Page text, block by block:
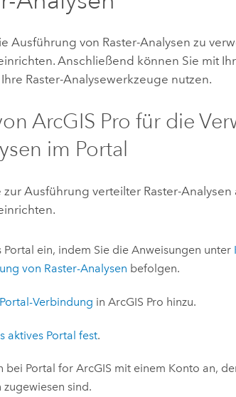
Ausführung von Raster-Analysen zu
Anschließend können Sie mit
Raster-Analysewerkzeuge nutzen.
ArcGIS Pro für die
im Portal
Ausführung verteilter Raster-Analysen
Portal ein, indem Sie die Anweisungen unter
von Raster-Analysen befolgen.
Verbindung inArcGIS Pro hinzu.
aktives Portal fest.
bei Portal for ArcGIS mit einem Konto an,
sind.